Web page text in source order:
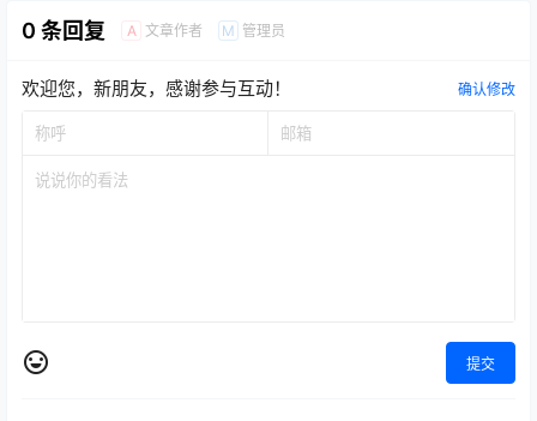
0 条回复 A 文章作者 M 管理员
欢迎您，新朋友，感谢参与互动！ 确认修改
提交